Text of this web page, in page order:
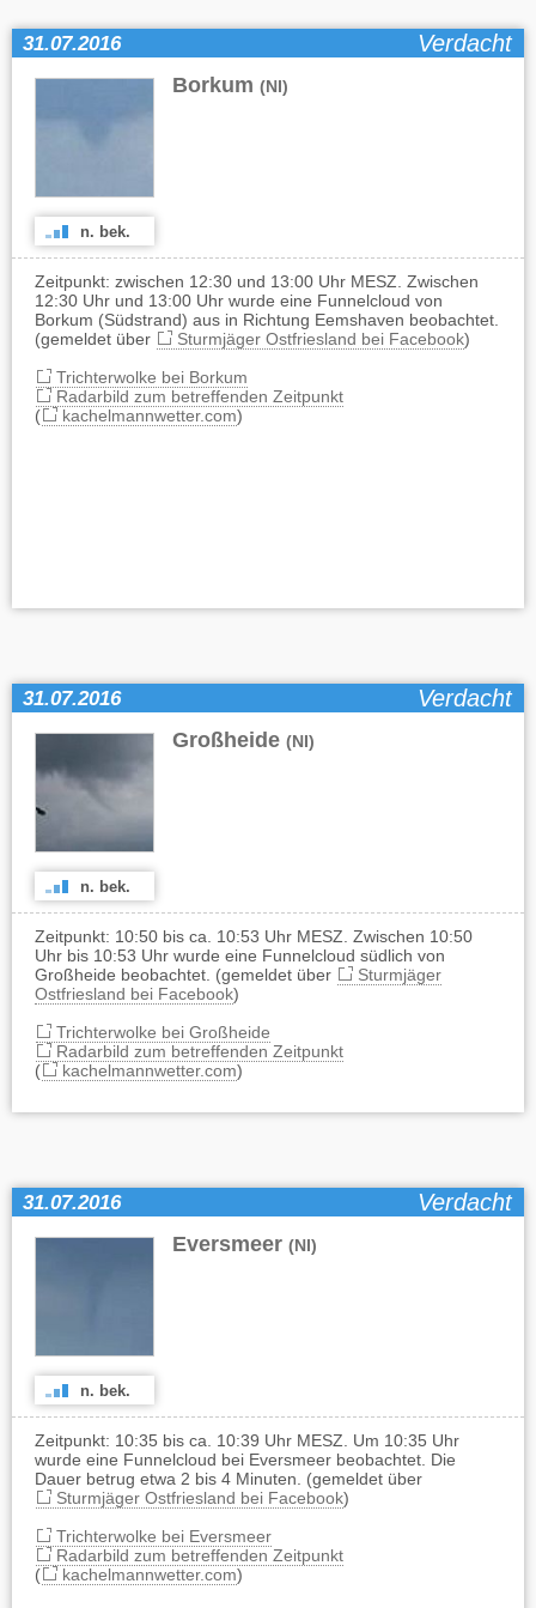
31.07.2016 Verdacht
Borkum (NI)
n. bek.
Zeitpunkt: zwischen 12:30 und 13:00 Uhr MESZ. Zwischen
12:30 Uhr und 13:00 Uhr wurde eine Funnelcloud von
Borkum (Südstrand) aus in Richtung Eemshaven beobachtet.
(gemeldet über
Sturmjäger Ostfriesland bei Facebook)
Trichterwolke bei Borkum
Radarbild zum betreffenden Zeitpunkt
(
kachelmannwetter.com)
31.07.2016 Verdacht
Großheide (NI)
n. bek.
Zeitpunkt: 10:50 bis ca. 10:53 Uhr MESZ. Zwischen 10:50
Uhr bis 10:53 Uhr wurde eine Funnelcloud südlich von
Großheide beobachtet. (gemeldet über
Sturmjäger
Ostfriesland bei Facebook)
Trichterwolke bei Großheide
Radarbild zum betreffenden Zeitpunkt
(
kachelmannwetter.com)
31.07.2016 Verdacht
Eversmeer (NI)
n. bek.
Zeitpunkt: 10:35 bis ca. 10:39 Uhr MESZ. Um 10:35 Uhr
wurde eine Funnelcloud bei Eversmeer beobachtet. Die
Dauer betrug etwa 2 bis 4 Minuten. (gemeldet über
Sturmjäger Ostfriesland bei Facebook)
Trichterwolke bei Eversmeer
Radarbild zum betreffenden Zeitpunkt
(
kachelmannwetter.com)